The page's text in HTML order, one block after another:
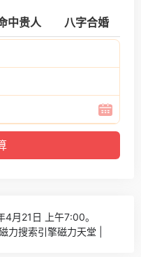
中贵人 八字合婚
4月21日 上午7:00。
力搜索引擎磁力天堂 |